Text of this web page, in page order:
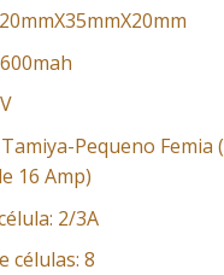
Pequeno Femia (
16 Amp)
2/3A
células: 8